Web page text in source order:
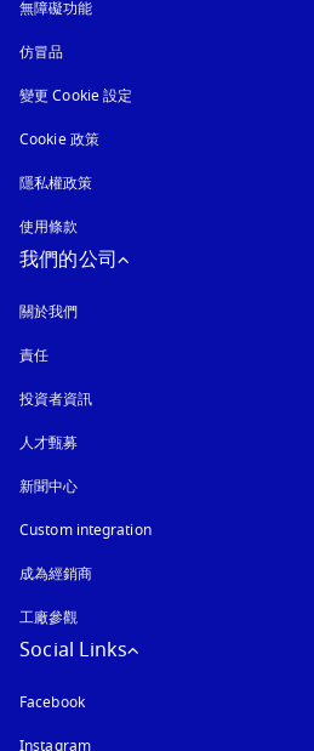
無障礙功能
仿冒品
變更 Cookie 設定
Cookie 政策以新標籤頁開啟
隱私權政策
使用條款
我們的公司
關於我們
責任
投資者資訊
人才甄募
新聞中心
Custom integration
成為經銷商
工廠參觀
Social Links
Facebook
Instagram以新標籤頁開啟